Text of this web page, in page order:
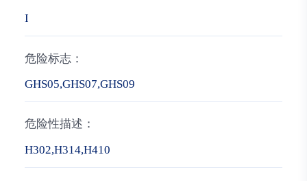
I
危险标志：
GHS05,GHS07,GHS09
危险性描述：
H302,H314,H410